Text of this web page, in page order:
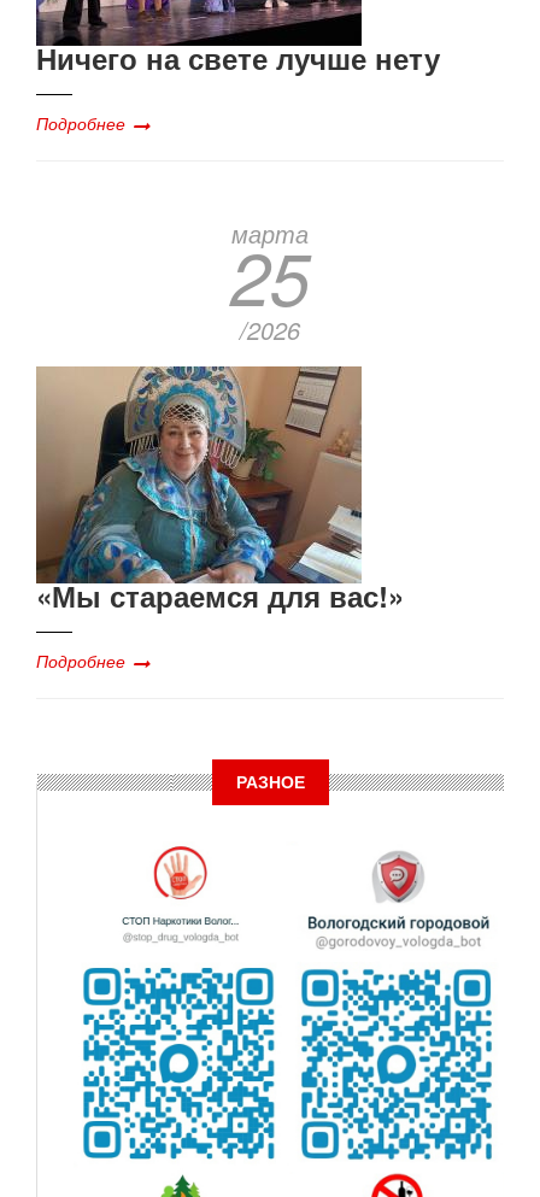
Ничего на свете лучше нету
Подробнее
марта
25
/2026
«Мы стараемся для вас!»
Подробнее
РАЗНОЕ